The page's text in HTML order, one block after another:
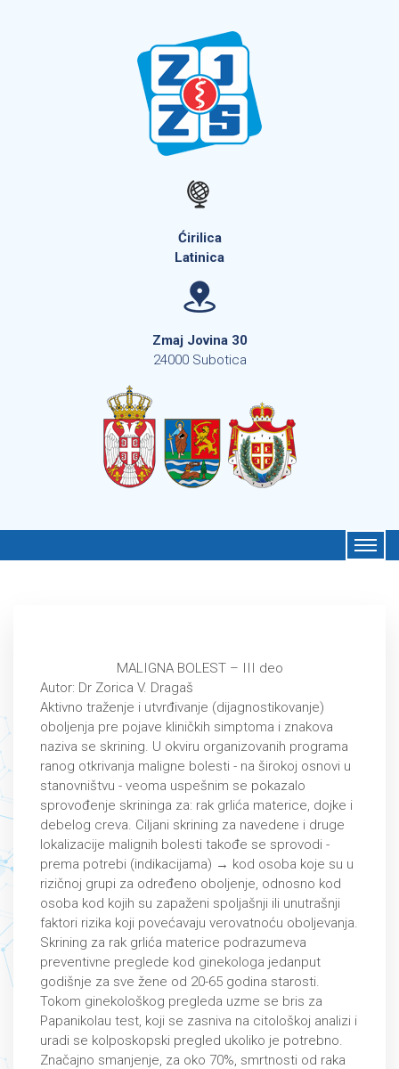
Ćirilica
Latinica
Zmaj Jovina 30
24000 Subotica
MALIGNA BOLEST – III deo
Autor: Dr Zorica V. Dragaš
Aktivno traženje i utvrđivanje (dijagnostikovanje)
oboljenja pre pojave kliničkih simptoma i znakova
naziva se skrining. U okviru organizovanih programa
ranog otkrivanja maligne bolesti - na širokoj osnovi u
stanovništvu - veoma uspešnim se pokazalo
sprovođenje skrininga za: rak grlića materice, dojke i
debelog creva. Ciljani skrining za navedene i druge
lokalizacije malignih bolesti takođe se sprovodi -
prema potrebi (indikacijama) → kod osoba koje su u
rizičnoj grupi za određeno oboljenje, odnosno kod
osoba kod kojih su zapaženi spoljašnji ili unutrašnji
faktori rizika koji povećavaju verovatnoću oboljevanja.
Skrining za rak grlića materice podrazumeva
preventivne preglede kod ginekologa jedanput
godišnje za sve žene od 20-65 godina starosti.
Tokom ginekološkog pregleda uzme se bris za
Papanikolau test, koji se zasniva na citološkoj analizi i
uradi se kolposkopski pregled ukoliko je potrebno.
Značajno smanjenje, za oko 70%, smrtnosti od raka